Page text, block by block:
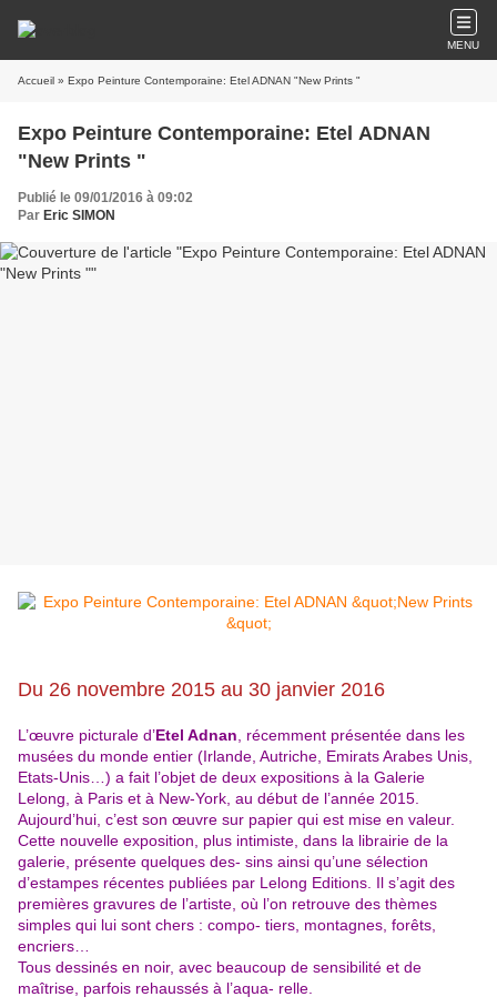
MENU
Accueil » Expo Peinture Contemporaine: Etel ADNAN "New Prints "
Expo Peinture Contemporaine: Etel ADNAN
"New Prints "
Publié le 09/01/2016 à 09:02
Par Eric SIMON
Du 26 novembre 2015 au 30 janvier 2016
L’œuvre picturale d’Etel Adnan , récemment présentée dans les
musées du monde entier (Irlande, Autriche, Emirats Arabes Unis,
Etats-Unis…) a fait l’objet de deux expositions à la Galerie
Lelong, à Paris et à New-York, au début de l’année 2015.
Aujourd’hui, c’est son œuvre sur papier qui est mise en valeur.
Cette nouvelle exposition, plus intimiste, dans la librairie de la
galerie, présente quelques des- sins ainsi qu’une sélection
d’estampes récentes publiées par Lelong Editions. Il s’agit des
premières gravures de l’artiste, où l’on retrouve des thèmes
simples qui lui sont chers : compo- tiers, montagnes, forêts,
encriers…
Tous dessinés en noir, avec beaucoup de sensibilité et de
maîtrise, parfois rehaussés à l’aqua- relle.